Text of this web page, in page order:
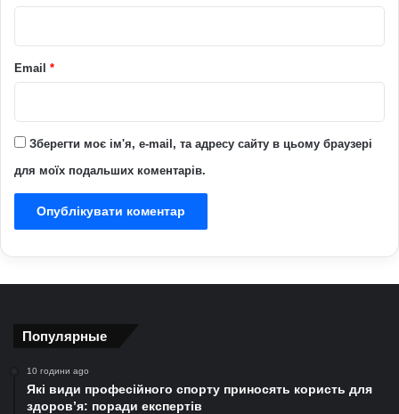
Email *
Зберегти моє ім'я, e-mail, та адресу сайту в цьому браузері
для моїх подальших коментарів.
Популярные
10 години ago
Які види професійного спорту приносять користь для
здоров’я: поради експертів